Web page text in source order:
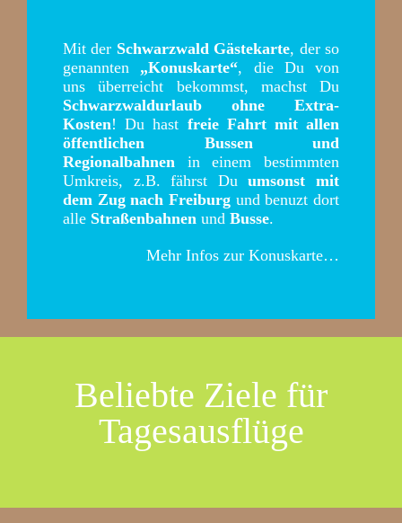
Mit der Schwarzwald Gästekarte, der so
genannten „Konuskarte“, die Du von
uns überreicht bekommst, machst Du
Schwarzwaldurlaub ohne Extra-
Kosten! Du hast freie Fahrt mit allen
öffentlichen Bussen und
Regionalbahnen in einem bestimmten
Umkreis, z.B. fährst Duumsonst mit
dem Zug nach Freiburg und benuzt dort
alle Straßenbahnen und Busse.
Mehr Infos zur Konuskarte…
Beliebte Ziele für
Tagesausflüge